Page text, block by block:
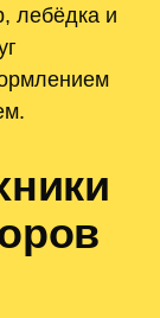
лебёдка и